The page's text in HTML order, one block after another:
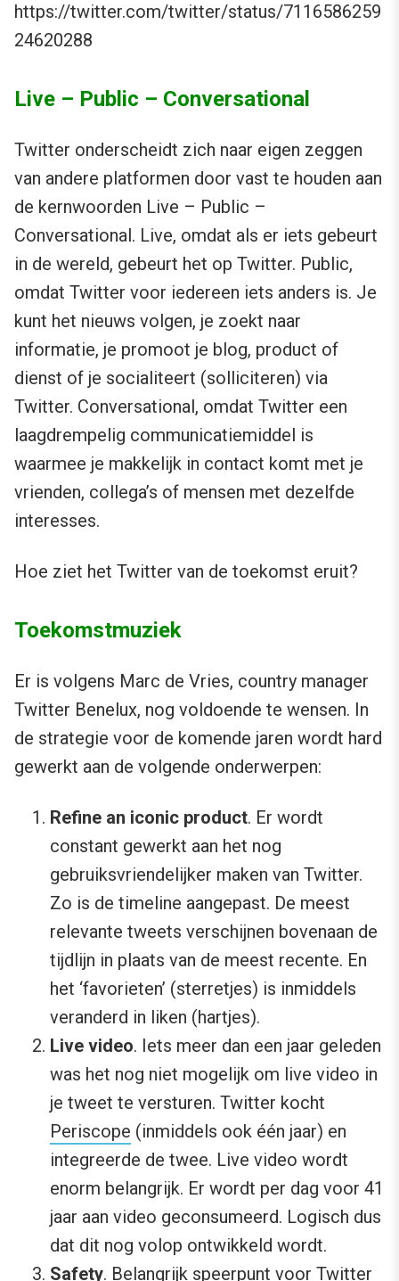
https://twitter.com/twitter/status/7116586259
24620288
Live – Public – Conversational
Twitter onderscheidt zich naar eigen zeggen
van andere platformen door vast te houden aan
de kernwoorden Live – Public –
Conversational. Live, omdat als er iets gebeurt
in de wereld, gebeurt het op Twitter. Public,
omdat Twitter voor iedereen iets anders is. Je
kunt het nieuws volgen, je zoekt naar
informatie, je promoot je blog, product of
dienst of je socialiteert (solliciteren) via
Twitter. Conversational, omdat Twitter een
laagdrempelig communicatiemiddel is
waarmee je makkelijk in contact komt met je
vrienden, collega’s of mensen met dezelfde
interesses.
Hoe ziet het Twitter van de toekomst eruit?
Toekomstmuziek
Er is volgens Marc de Vries, country manager
Twitter Benelux, nog voldoende te wensen. In
de strategie voor de komende jaren wordt hard
gewerkt aan de volgende onderwerpen:
Refine an iconic product. Er wordt
constant gewerkt aan het nog
gebruiksvriendelijker maken van Twitter.
Zo is de timeline aangepast. De meest
relevante tweets verschijnen bovenaan de
tijdlijn in plaats van de meest recente. En
het ‘favorieten’ (sterretjes) is inmiddels
veranderd in liken (hartjes).
Live video. Iets meer dan een jaar geleden
was het nog niet mogelijk om live video in
je tweet te versturen. Twitter kocht
Periscope (inmiddels ook één jaar) en
integreerde de twee. Live video wordt
enorm belangrijk. Er wordt per dag voor 41
jaar aan video geconsumeerd. Logisch dus
dat dit nog volop ontwikkeld wordt.
Safety. Belangrijk speerpunt voor Twitter